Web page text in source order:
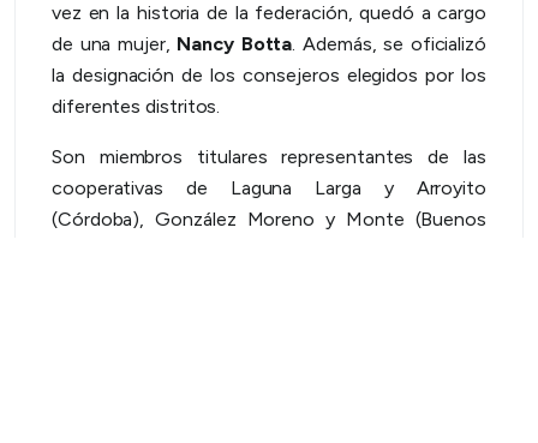
vez en la historia de la federación, quedó a cargo
de una mujer, Nancy Botta. Además, se oficializó
la designación de los consejeros elegidos por los
diferentes distritos.
Son miembros titulares representantes de las
cooperativas de Laguna Larga y Arroyito
(Córdoba), González Moreno y Monte (Buenos